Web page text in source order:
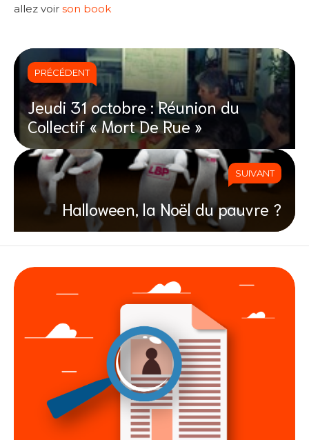
allez voir son book
PRÉCÉDENT
Jeudi 31 octobre : Réunion du
Collectif « Mort De Rue »
SUIVANT
Halloween, la Noël du pauvre ?